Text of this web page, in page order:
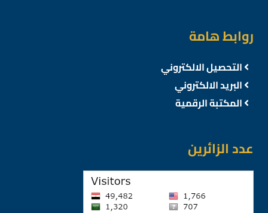
روابط هامة
التحصيل الالكتروني
البريد الالكتروني
المكتبة الرقمية
عدد الزائرين